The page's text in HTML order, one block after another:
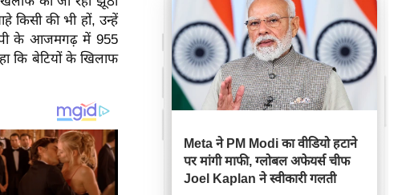
किसी की भी हों, उन्हें
यूपी के आजमगढ़ में 955
कि बेटियों के खिलाफ
Meta ने PM Modi का वीडियो हटाने
पर मांगी माफी, ग्लोबल अफेयर्स चीफ
Joel Kaplan ने स्वीकारी गलती